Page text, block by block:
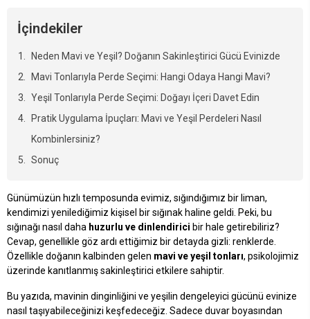
İçindekiler
Neden Mavi ve Yeşil? Doğanın Sakinleştirici Gücü Evinizde
Mavi Tonlarıyla Perde Seçimi: Hangi Odaya Hangi Mavi?
Yeşil Tonlarıyla Perde Seçimi: Doğayı İçeri Davet Edin
Pratik Uygulama İpuçları: Mavi ve Yeşil Perdeleri Nasıl
Kombinlersiniz?
Sonuç
Günümüzün hızlı temposunda evimiz, sığındığımız bir liman,
kendimizi yenilediğimiz kişisel bir sığınak haline geldi. Peki, bu
sığınağı nasıl daha huzurlu ve dinlendirici bir hale getirebiliriz?
Cevap, genellikle göz ardı ettiğimiz bir detayda gizli: renklerde.
Özellikle doğanın kalbinden gelen mavi ve yeşil tonları, psikolojimiz
üzerinde kanıtlanmış sakinleştirici etkilere sahiptir.
Bu yazıda, mavinin dinginliğini ve yeşilin dengeleyici gücünü evinize
nasıl taşıyabileceğinizi keşfedeceğiz. Sadece duvar boyasından